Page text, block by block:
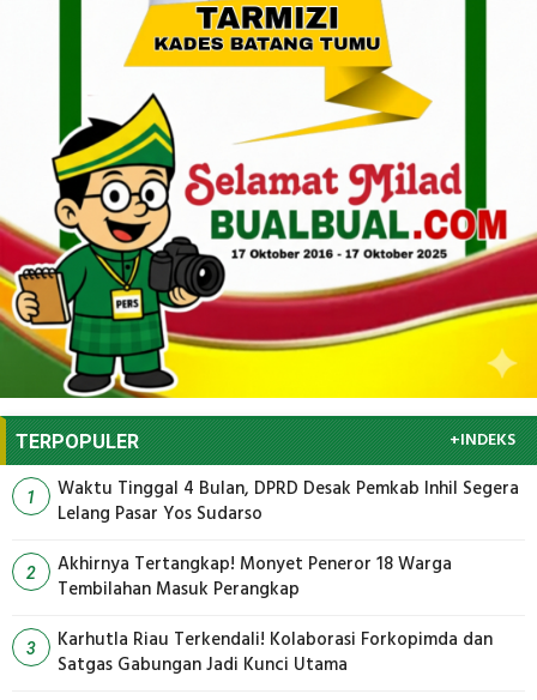
TERPOPULER +INDEKS
1
Waktu Tinggal 4 Bulan, DPRD Desak Pemkab Inhil Segera
Lelang Pasar Yos Sudarso
2
Akhirnya Tertangkap! Monyet Peneror 18 Warga
Tembilahan Masuk Perangkap
3
Karhutla Riau Terkendali! Kolaborasi Forkopimda dan
Satgas Gabungan Jadi Kunci Utama